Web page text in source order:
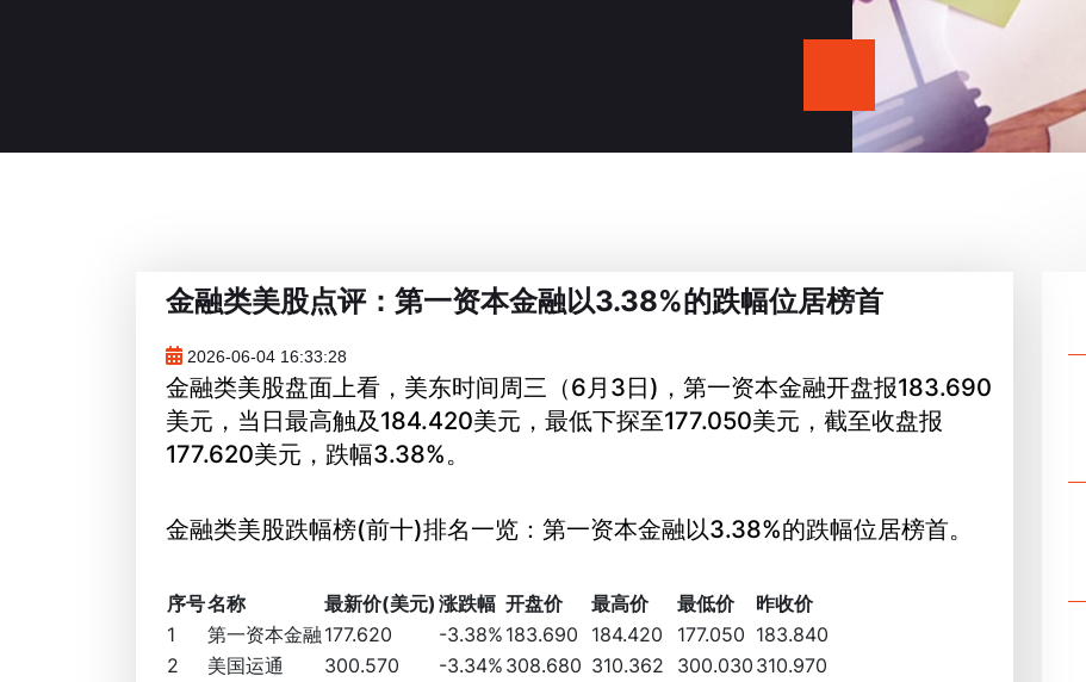
金融类美股点评：第一资本金融以3.38%的跌幅位居榜首
2026-06-04 16:33:28
金融类美股盘面上看，美东时间周三（6月3日)，第一资本金融开盘报183.690
美元，当日最高触及184.420美元，最低下探至177.050美元，截至收盘报
177.620美元，跌幅3.38%。
金融类美股跌幅榜(前十)排名一览：第一资本金融以3.38%的跌幅位居榜首。
序号名称 最新价(美元) 涨跌幅 开盘价 最高价 最低价
昨收价
1
第一资本金融 177.620 -3.38% 183.690 184.420 177.050 183.840
2
美国运通 300.570 -3.34% 308.680 310.362 300.030 310.970